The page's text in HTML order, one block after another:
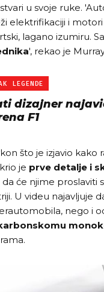
u svoje ruke.
elektrifikaciji i
lagano izumiru.
', rekao je
LEGENDE
dizajner
F1
što je izjavio kako
je prve detalje i
će njime proslaviti
U videu najavljuje
nego i